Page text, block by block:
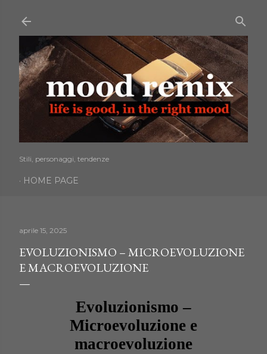
Stili, personaggi, tendenze
HOME PAGE
aprile 15, 2025
EVOLUZIONISMO – MICROEVOLUZIONE
E MACROEVOLUZIONE
Evoluzionismo –
Microevoluzione e
macroevoluzione